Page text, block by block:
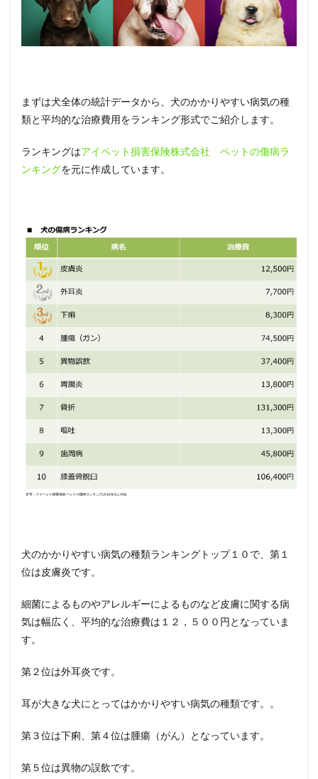
0.3
犬の病
気ラン
外耳炎
の症状
犬の病
気ラン
キング
方法
0.5
犬の病
キング
第２
位：
外耳炎
の治療
費用
0.6
犬の病
気ラン
第２
位：
にかか
気ラン
第２
外耳炎
の予防
方法
病気
キン
炎の
状・
まずは犬全体の統計データから、犬のかかりやすい病気の種
類と平均的な治療費用をランキング形式でご紹介します。
ランキングはアイペット損害保険株式会社 ペットの傷病ラ
ンキングを元に作成しています。
犬のかかりやすい病気の種類ランキングトップ１０で、第１
位は皮膚炎です。
細菌によるものやアレルギーによるものなど皮膚に関する病
気は幅広く、平均的な治療費は１２，５００円となっていま
す。
第２位は外耳炎です。
耳が大きな犬にとってはかかりやすい病気の種類です。。
第３位は下痢、第４位は腫瘍（がん）となっています。
第５位は異物の誤飲です。